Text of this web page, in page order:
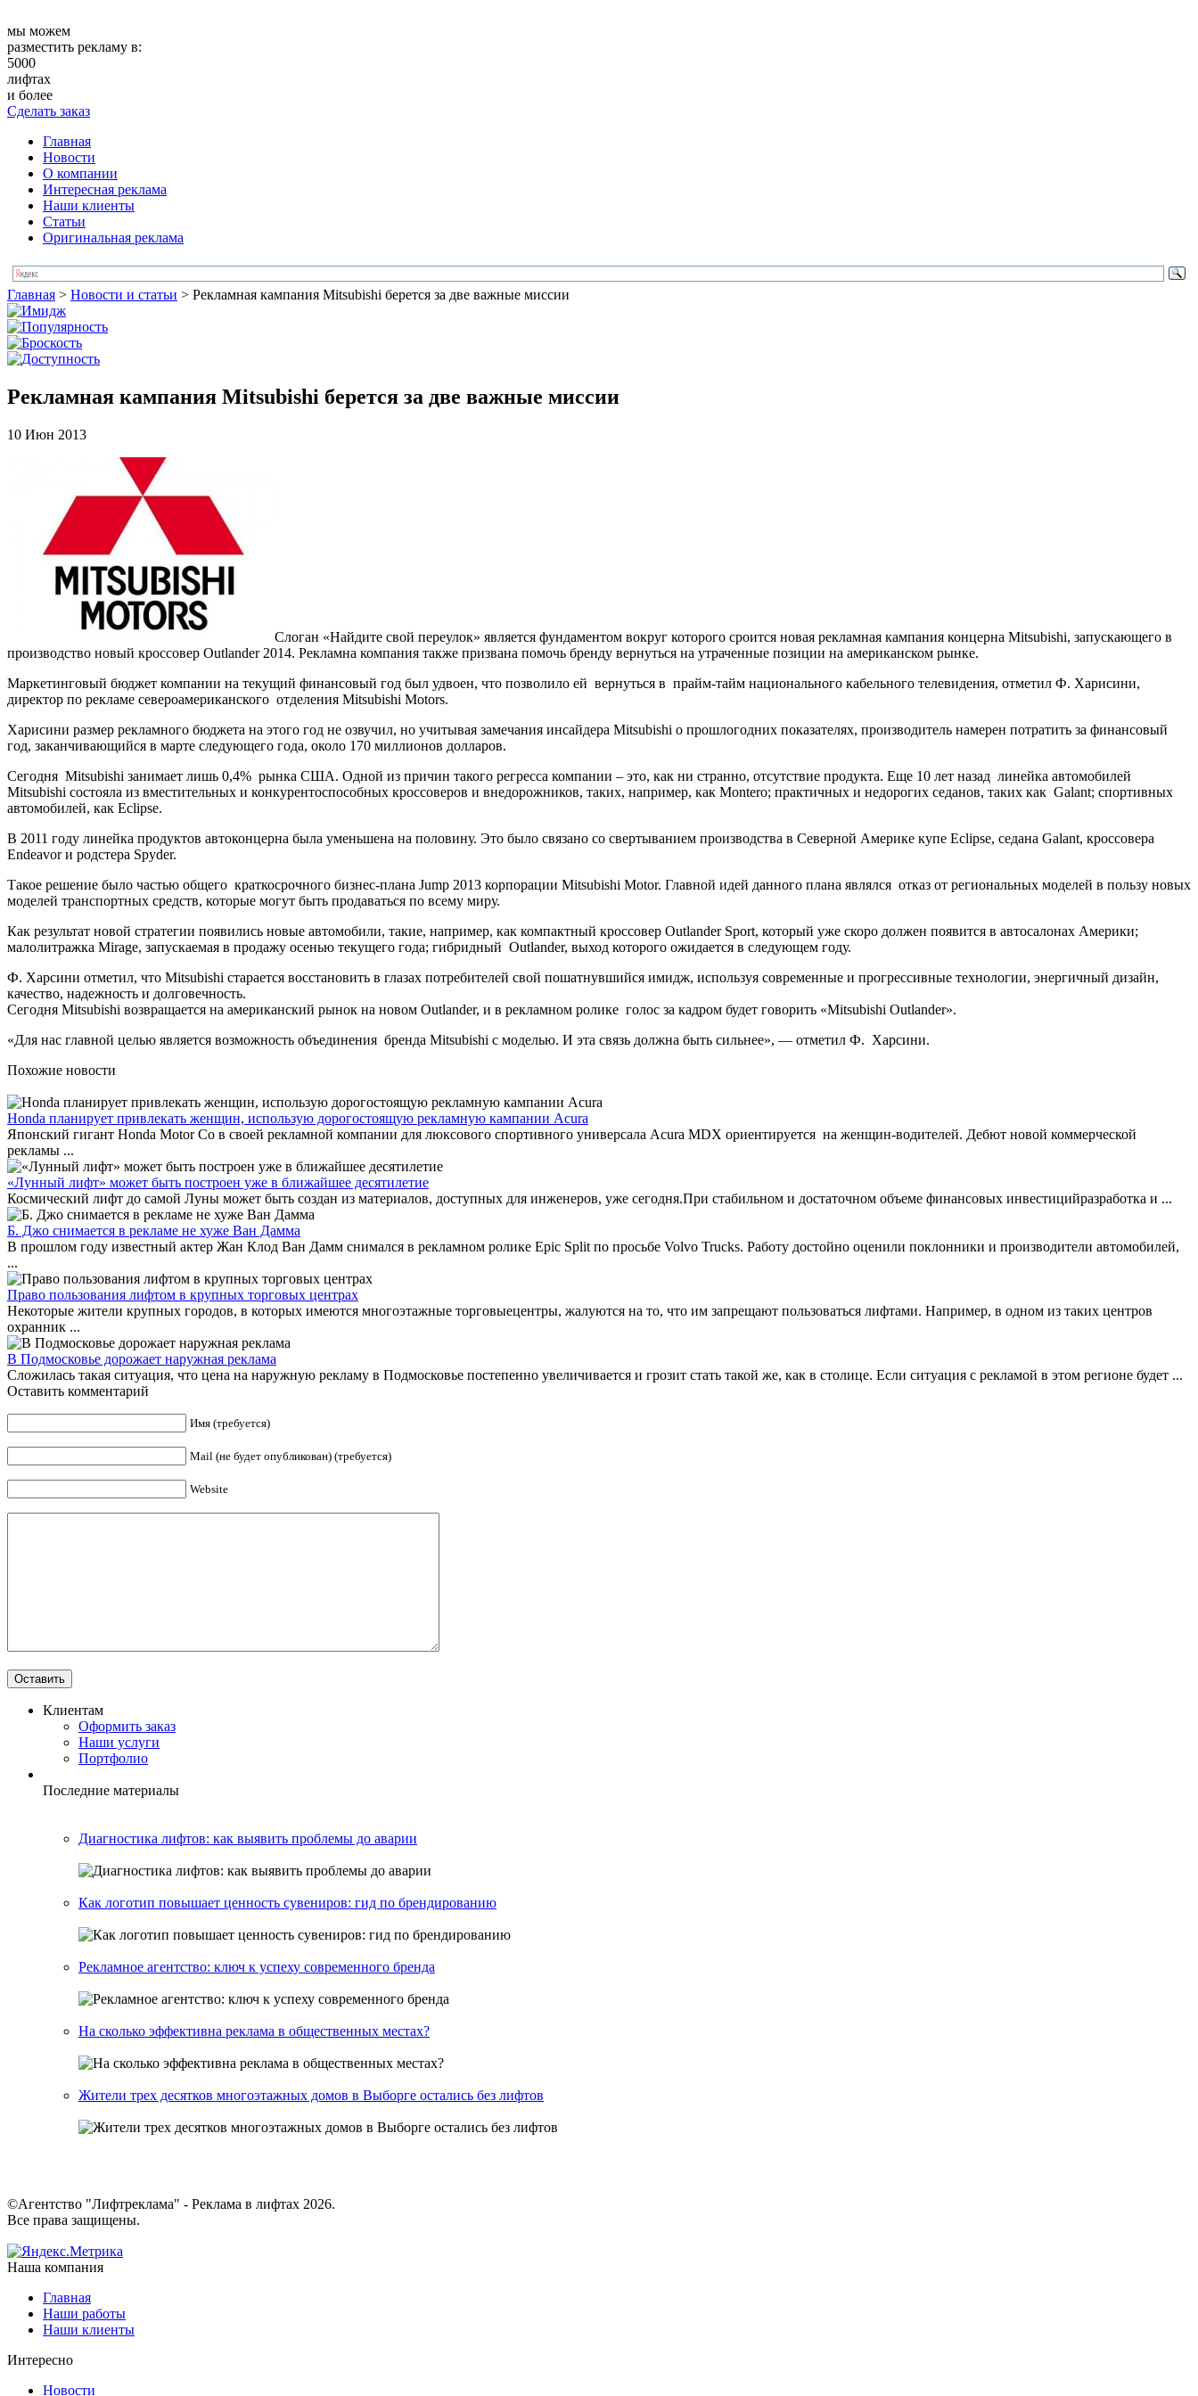
мы можем
разместить рекламу в:
5000
лифтах
и более
Сделать заказ
Главная
Новости
О компании
Интересная реклама
Наши клиенты
Статьи
Оригинальная реклама
Главная > Новости и статьи > Рекламная кампания Mitsubishi берется за две важные миссии
Рекламная кампания Mitsubishi берется за две важные миссии
10 Июн 2013
Слоган «Найдите свой переулок» является фундаментом вокруг которого сроится новая рекламная кампания концерна Mitsubishi, запускающего в
производство новый кроссовер Outlander 2014. Рекламна компания также призвана помочь бренду вернуться на утраченные позиции на американском рынке.
Маркетинговый бюджет компании на текущий финансовый год был удвоен, что позволило ей вернуться в прайм-тайм национального кабельного телевидения, отметил Ф. Харисини,
директор по рекламе североамериканского отделения Mitsubishi Motors.
Харисини размер рекламного бюджета на этого год не озвучил, но учитывая замечания инсайдера Mitsubishi о прошлогодних показателях, производитель намерен потратить за финансовый
год, заканчивающийся в марте следующего года, около 170 миллионов долларов.
Сегодня Mitsubishi занимает лишь 0,4% рынка США. Одной из причин такого регресса компании – это, как ни странно, отсутствие продукта. Еще 10 лет назад линейка автомобилей
Mitsubishi состояла из вместительных и конкурентоспособных кроссоверов и внедорожников, таких, например, как Montero; практичных и недорогих седанов, таких как Galant; спортивных
автомобилей, как Eclipse.
В 2011 году линейка продуктов автоконцерна была уменьшена на половину. Это было связано со свертыванием производства в Северной Америке купе Eclipse, седана Galant, кроссовера
Endeavor и родстера Spyder.
Такое решение было частью общего краткосрочного бизнес-плана Jump 2013 корпорации Mitsubishi Motor. Главной идей данного плана являлся отказ от региональных моделей в пользу новых
моделей транспортных средств, которые могут быть продаваться по всему миру.
Как результат новой стратегии появились новые автомобили, такие, например, как компактный кроссовер Outlander Sport, который уже скоро должен появится в автосалонах Америки;
малолитражка Mirage, запускаемая в продажу осенью текущего года; гибридный Outlander, выход которого ожидается в следующем году.
Ф. Харсини отметил, что Mitsubishi старается восстановить в глазах потребителей свой пошатнувшийся имидж, используя современные и прогрессивные технологии, энергичный дизайн,
качество, надежность и долговечность.
Сегодня Mitsubishi возвращается на американский рынок на новом Outlander, и в рекламном ролике голос за кадром будет говорить «Mitsubishi Outlander».
«Для нас главной целью является возможность объединения бренда Mitsubishi с моделью. И эта связь должна быть сильнее», — отметил Ф. Харсини.
Похожие новости
Honda планирует привлекать женщин, использую дорогостоящую рекламную кампании Acura
Японский гигант Honda Motor Co в своей рекламной компании для люксового спортивного универсала Acura MDX ориентируется на женщин-водителей. Дебют новой коммерческой
рекламы ...
«Лунный лифт» может быть построен уже в ближайшее десятилетие
Космический лифт до самой Луны может быть создан из материалов, доступных для инженеров, уже сегодня.При стабильном и достаточном объеме финансовых инвестицийразработка и ...
Б. Джо снимается в рекламе не хуже Ван Дамма
В прошлом году известный актер Жан Клод Ван Дамм снимался в рекламном ролике Epic Split по просьбе Volvo Trucks. Работу достойно оценили поклонники и производители автомобилей,
...
Право пользования лифтом в крупных торговых центрах
Некоторые жители крупных городов, в которых имеются многоэтажные торговыецентры, жалуются на то, что им запрещают пользоваться лифтами. Например, в одном из таких центров
охранник ...
В Подмосковье дорожает наружная реклама
Сложилась такая ситуация, что цена на наружную рекламу в Подмосковье постепенно увеличивается и грозит стать такой же, как в столице. Если ситуация с рекламой в этом регионе будет ...
Оставить комментарий
Имя (требуется)
Mail (не будет опубликован) (требуется)
Website
Клиентам
Оформить заказ
Наши услуги
Портфолио
Последние материалы
Диагностика лифтов: как выявить проблемы до аварии
Как логотип повышает ценность сувениров: гид по брендированию
Рекламное агентство: ключ к успеху современного бренда
На сколько эффективна реклама в общественных местах?
Жители трех десятков многоэтажных домов в Выборге остались без лифтов
©Агентство "Лифтреклама" - Реклама в лифтах 2026.
Все права защищены.
Наша компания
Главная
Наши работы
Наши клиенты
Интересно
Новости